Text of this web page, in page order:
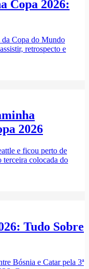
Copa 2026:
da Copa do Mundo
retrospecto e
2026
e ficou perto de
terceira colocada do
Tudo Sobre
Bósnia e Catar pela 3ª